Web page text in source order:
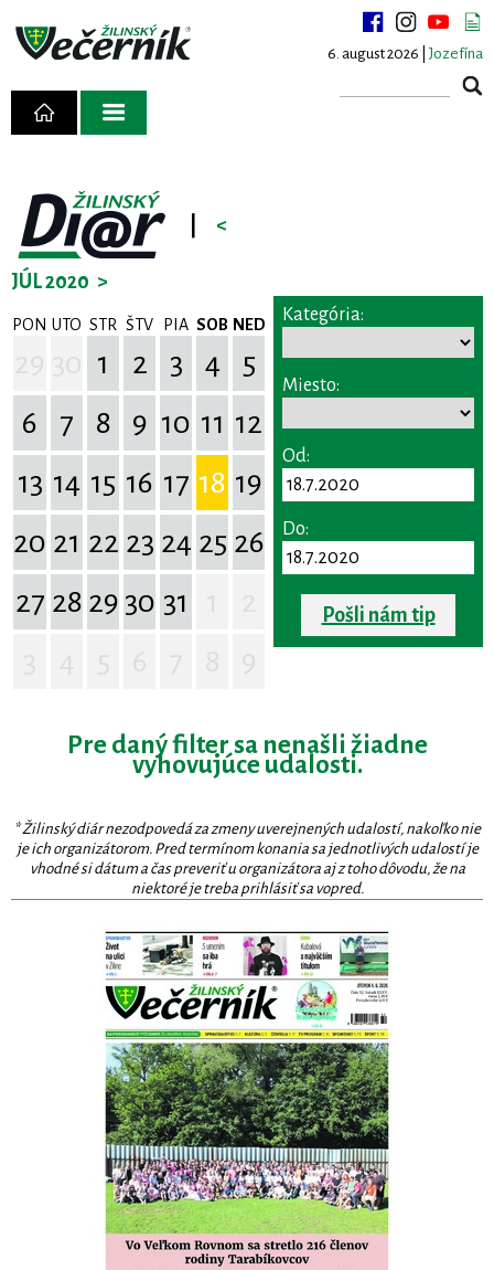
6. august 2026 | Jozefína
<
JÚL 2020 >
PON UTO STR ŠTV PIA SOB NED
1 2 3 4
5
6
7 8 9 10 11 12
13 14 15 16 17 18 19
20 21 22 23 24 25 26
27 28 29 30 31
Kategória:
Miesto:
Od:
Do:
Pošli nám tip
Pre daný filter sa nenašli žiadne
vyhovujúce udalosti.
* Žilinský diár nezodpovedá za zmeny uverejnených udalostí, nakoľko nie
je ich organizátorom. Pred termínom konania sa jednotlivých udalostí je
vhodné si dátum a čas preveriť u organizátora aj z toho dôvodu, že na
niektoré je treba prihlásiť sa vopred.